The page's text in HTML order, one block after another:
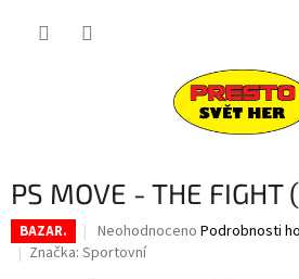
PS MOVE - THE FIGHT
BAZAR.
Průměrné
hodnocení
Neohodnoceno Podrobnosti
Značka: Sportovní